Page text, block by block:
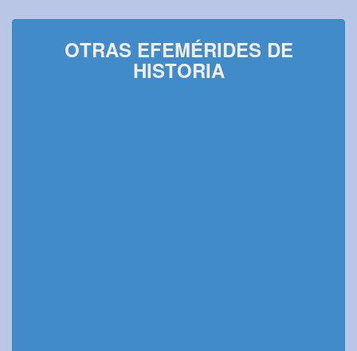
OTRAS EFEMÉRIDES DE
HISTORIA